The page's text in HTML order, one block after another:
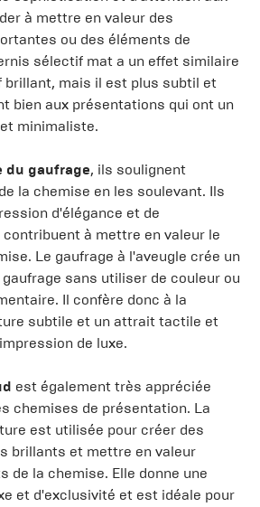
à mettre en valeur des
ou des éléments de
sélectif mat a un effet similaire
brillant, mais il est plus subtil et
bien aux présentations qui ont un
minimaliste.
du gaufrage, ils soulignent
la chemise en les soulevant. Ils
d'élégance et de
à mettre en valeur le
Le gaufrage à l'aveugle crée un
sans utiliser de couleur ou
Il confère donc à la
subtile et un attrait tactile et
de luxe.
est également très appréciée
chemises de présentation. La
est utilisée pour créer des
brillants et mettre en valeur
de la chemise. Elle donne une
et d'exclusivité et est idéale pour